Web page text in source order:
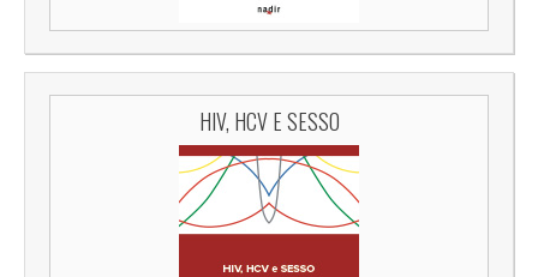
HIV, HCV E SESSO